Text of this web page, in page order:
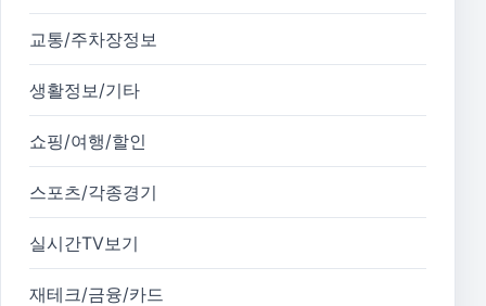
교통/주차장정보
생활정보/기타
쇼핑/여행/할인
스포츠/각종경기
실시간TV보기
재테크/금융/카드